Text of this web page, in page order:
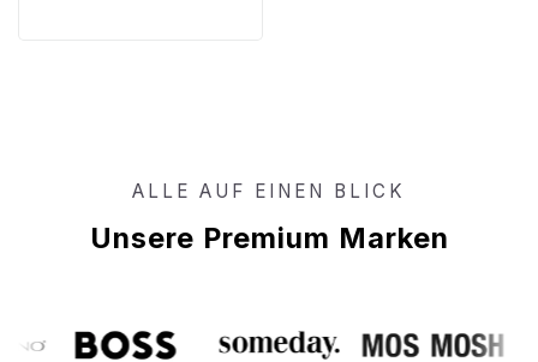
ALLE AUF EINEN BLICK
Unsere Premium Marken